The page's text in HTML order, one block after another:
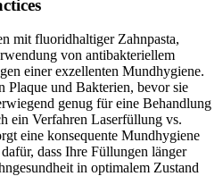
mit fluoridhaltiger Zahnpasta,
von antibakteriellem
einer exzellenten Mundhygiene.
Plaque und Bakterien, bevor sie
genug für eine Behandlung
ein Verfahren Laserfüllung vs.
eine konsequente Mundhygiene
dass Ihre Füllungen länger
in optimalem Zustand